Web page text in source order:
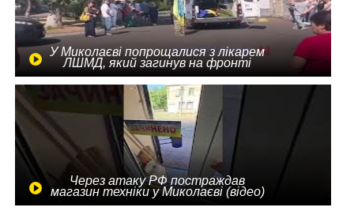
У Миколаєві попрощалися з лікарем
ЛШМД, який загинув на фронті
Через атаку РФ постраждав
магазин техніки у Миколаєві (відео)